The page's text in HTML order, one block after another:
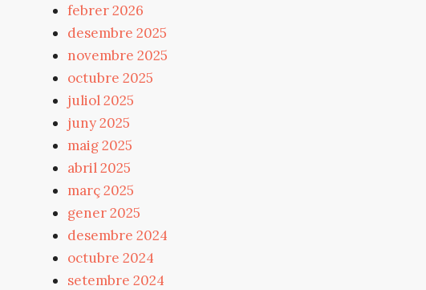
febrer 2026
desembre 2025
novembre 2025
octubre 2025
juliol 2025
juny 2025
maig 2025
abril 2025
març 2025
gener 2025
desembre 2024
octubre 2024
setembre 2024